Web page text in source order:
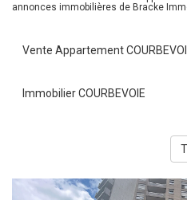
annonces immobilières de Bracke
Vente Appartement
Immobilier COURBEVOIE